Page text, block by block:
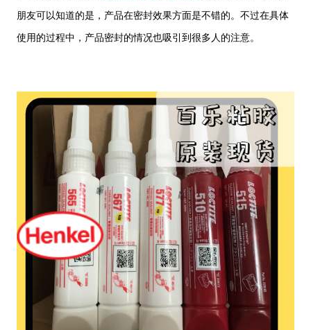
朋友可以知道的是，产品在密封效果方面是不错的。不过在具体
使用的过程中，产品密封的情况也吸引到很多人的注意。